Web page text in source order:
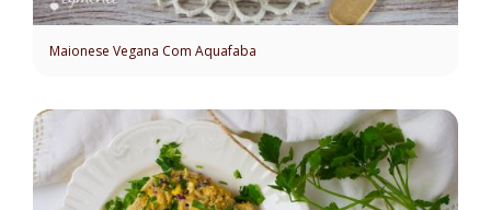
Maionese Vegana Com Aquafaba